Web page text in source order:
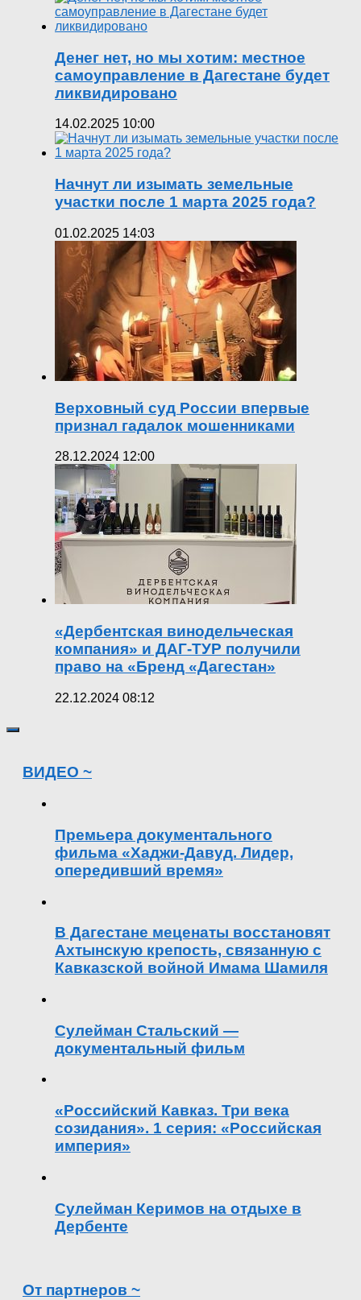
Денег нет, но мы хотим: местное
самоуправление в Дагестане будет
ликвидировано
14.02.2025 10:00
Начнут ли изымать земельные
участки после 1 марта 2025 года?
01.02.2025 14:03
Верховный суд России впервые
признал гадалок мошенниками
28.12.2024 12:00
«Дербентская винодельческая
компания» и ДАГ-ТУР получили
право на «Бренд «Дагестан»
22.12.2024 08:12
ВИДЕО ~
Премьера документального
фильма «Хаджи-Давуд. Лидер,
опередивший время»
В Дагестане меценаты восстановят
Ахтынскую крепость, связанную с
Кавказской войной Имама Шамиля
Сулейман Стальский —
документальный фильм
«Российский Кавказ. Три века
созидания». 1 серия: «Российская
империя»
Сулейман Керимов на отдыхе в
Дербенте
От партнеров ~